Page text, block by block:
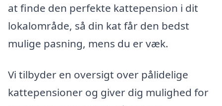
at finde den perfekte kattepension i dit
lokalområde, så din kat får den bedst
mulige pasning, mens du er væk.
Vi tilbyder en oversigt over pålidelige
kattepensioner og giver dig mulighed for